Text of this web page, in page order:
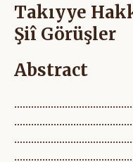
Takıyye
Şiî Görüşler
Abstract